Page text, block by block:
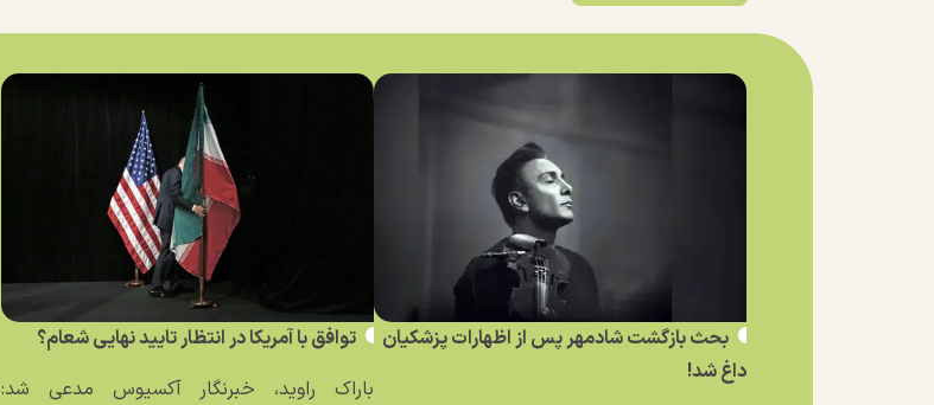
بحث بازگشت شادمهر پس از اظهارات پزشکیان
داغ شد!
توافق با آمریکا در انتظار تایید نهایی شعام؟
باراک راوید، خبرنگار آکسیوس مدعی شد: